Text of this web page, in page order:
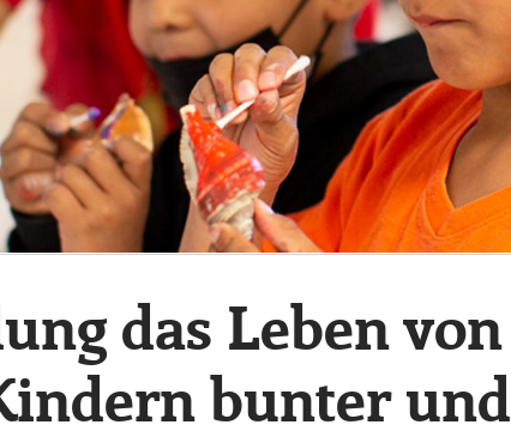
das Leben von
bunter und